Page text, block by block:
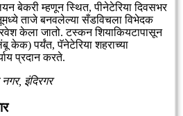
बेकरी म्हणून स्थित, पीनेटेरिया दिवसभर
ताजे बनवलेल्या सँडविचला विभेदक
केला जातो. टस्कन शियाकियटापासून
केक) पर्यंत, पॅनेटेरिया शहराच्या
प्रदान करते.
इंदिरगर